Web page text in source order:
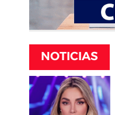
NOTICIAS